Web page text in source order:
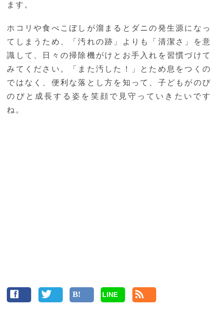
ます。
ホコリや食べこぼしが溜まるとダニの発生源になっ
てしまうため、「汚れの跡」よりも「清潔さ」を意
識して、日々の掃除機がけとお手入れを習慣づけて
みてください。「また汚した！」とため息をつくの
ではなく、便利な落とし方を知って、子どもがのび
のびと成長する姿を笑顔で見守っていきたいです
ね。
LINE